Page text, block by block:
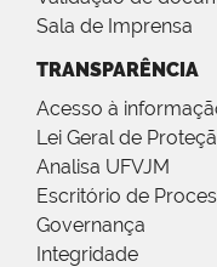
Sala de Imprensa
TRANSPARÊNCIA
Acesso à
Lei Geral de
Analisa UFVJM
Escritório de
Governança
Integridade